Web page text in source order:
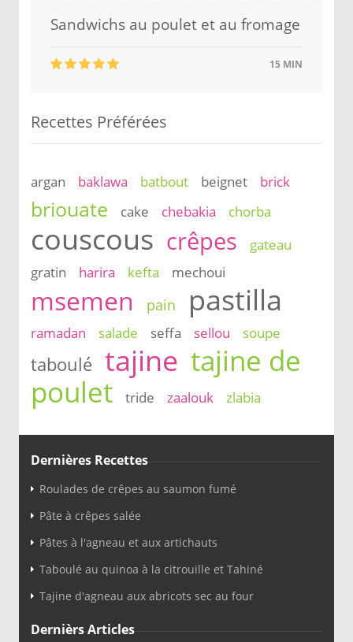
Sandwichs au poulet et au fromage
15 MIN
Recettes Préférées
argan baklawa batbout beignet brick
briouate cake chebakia chorba
couscous crêpes
gateau
gratin
harira kefta mechoui
msemen pain pastilla
ramadan salade seffa sellou soupe
taboulé tajine tajine de
poulet
tride zaalouk zlabia
Dernières Recettes
Roulades de crêpes au saumon fumé
Pâte à crêpes salée
Pâtes à l'agneau et aux artichauts
Taboulé au quinoa à la citrouille et Tahiné
Tajine d'agneau aux abricots sec au four
Dernièrs Articles